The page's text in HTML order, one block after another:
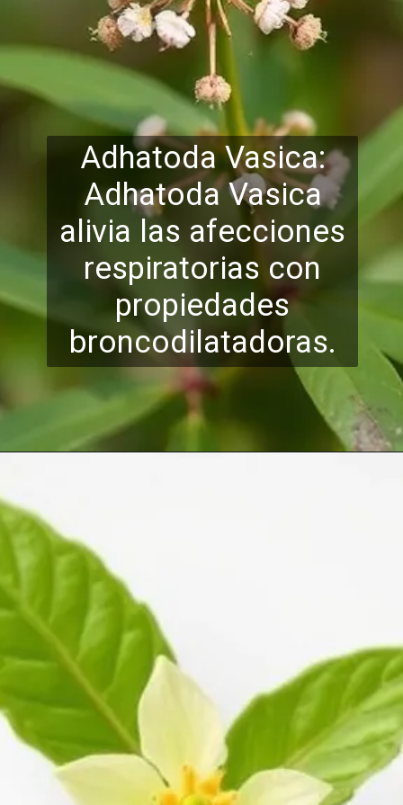
Adhatoda Vasica:
Adhatoda Vasica
alivia las afecciones
respiratorias con
propiedades
broncodilatadoras.